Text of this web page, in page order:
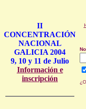
II
CONCENTRACIÓN
NACIONAL
GALICIA 2004
9, 10 y 11 de Julio
Información e
inscripción